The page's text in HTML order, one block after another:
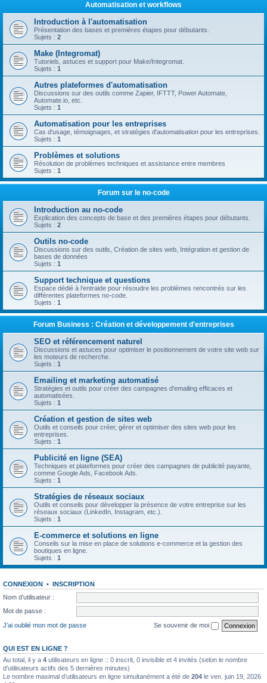
Automatisation et workflows
Introduction à l'automatisation
Présentation des bases et premières étapes pour débutants.
Sujets : 2
Make (Integromat)
Tutoriels, astuces et support pour Make/Integromat.
Sujets : 1
Autres plateformes d'automatisation
Discussions sur des outils comme Zapier, IFTTT, Power Automate,
Automate.io, etc.
Sujets : 1
Automatisation pour les entreprises
Cas d'usage, témoignages, et stratégies d'automatisation pour les entreprises.
Sujets : 1
Problèmes et solutions
Résolution de problèmes techniques et assistance entre membres
Sujets : 1
Forum sur le no-code
Introduction au no-code
Explication des concepts de base et des premières étapes pour débutants.
Sujets : 2
Outils no-code
Discussions sur des outils, Création de sites web, Intégration et gestion de
bases de données
Sujets : 1
Support technique et questions
Espace dédié à l’entraide pour résoudre les problèmes rencontrés sur les
différentes plateformes no-code.
Sujets : 1
Forum Business : Création et développement d'entreprises
SEO et référencement naturel
Discussions et astuces pour optimiser le positionnement de votre site web sur
les moteurs de recherche.
Sujets : 1
Emailing et marketing automatisé
Stratégies et outils pour créer des campagnes d'emailing efficaces et
automatisées.
Sujets : 1
Création et gestion de sites web
Outils et conseils pour créer, gérer et optimiser des sites web pour les
entreprises.
Sujets : 1
Publicité en ligne (SEA)
Techniques et plateformes pour créer des campagnes de publicité payante,
comme Google Ads, Facebook Ads.
Sujets : 1
Stratégies de réseaux sociaux
Outils et conseils pour développer la présence de votre entreprise sur les
réseaux sociaux (LinkedIn, Instagram, etc.).
Sujets : 1
E-commerce et solutions en ligne
Conseils sur la mise en place de solutions e-commerce et la gestion des
boutiques en ligne.
Sujets : 1
CONNEXION • INSCRIPTION
Nom d’utilisateur :
Mot de passe :
J’ai oublié mon mot de passe
Se souvenir de moi
QUI EST EN LIGNE ?
Au total, il y a 4 utilisateurs en ligne :: 0 inscrit, 0 invisible et 4 invités (selon le nombre
d’utilisateurs actifs des 5 dernières minutes)
Le nombre maximal d’utilisateurs en ligne simultanément a été de 204 le ven. juin 19, 2026